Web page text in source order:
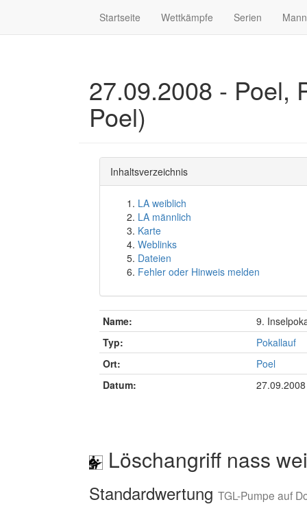
Startseite Wettkämpfe Serien
27.09.2008 - Poel,
Poel)
Inhaltsverzeichnis
LA weiblich
LA männlich
Karte
Weblinks
Dateien
Fehler oder Hinweis melden
Name:
9.
Typ:
Pokallauf
Ort:
Poel
Datum:
27.09.2008
Löschangriff nass
Standardwertung TGL-Pumpe auf